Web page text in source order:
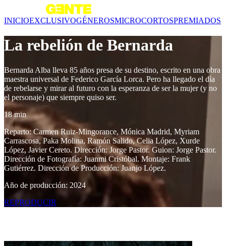
INICIOEXCLUSIVOGÉNEROSMICROCORTOSPREMIADOS
La rebelión de Bernarda
Bernarda Alba lleva 85 años presa de su destino, escrito en una obra
maestra universal de Federico García Lorca. Pero ha llegado el día
de rebelarse y mirar al futuro con la esperanza de ser la mujer (y no
el personaje) que siempre quiso ser.
18 min
Reparto: Carmen Ruiz-Mingorance, Mónica Madrid, Myriam
Carrascosa, Paka Molina, Ramón Salido, Celia López, Xurde
López, Javier Cereto. Dirección: Jorge Pastor. Guion: Jorge Pastor.
Dirección de Fotografía: Juanmi Cristóbal. Montaje: Frank
Gutiérrez. Dirección de Producción: Juanjo López.
Año de producción: 2024
REPRODUCIR